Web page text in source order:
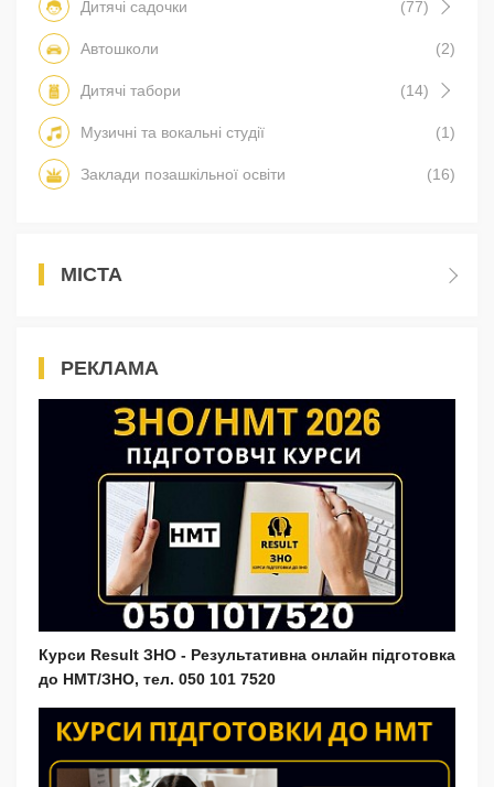
Дитячі садочки (77)
Автошколи (2)
Дитячі табори (14)
Музичні та вокальні студії (1)
Заклади позашкільної освіти (16)
МІСТА
РЕКЛАМА
Курси Result ЗНО - Результативна онлайн підготовка
до НМТ/ЗНО, тел. 050 101 7520